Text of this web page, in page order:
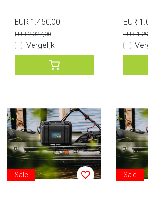
EUR 1.450,00
EUR 2.027,00
Vergelijk
EUR
EUR
Sale Sale